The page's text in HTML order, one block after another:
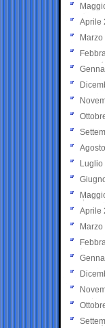
Aprile
Luglio
Aprile